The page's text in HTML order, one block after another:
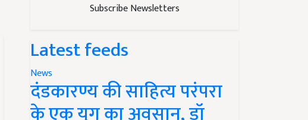
Subscribe Newsletters
Latest feeds
News
दंडकारण्य की साहित्य परंपरा